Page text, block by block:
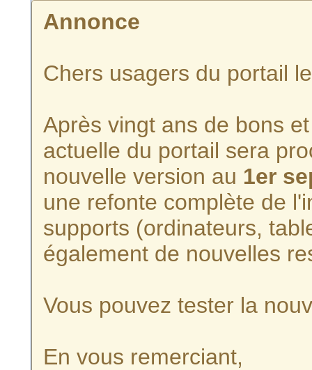
Annonce
Chers usagers du portail
Après vingt ans de bons
actuelle du portail sera
nouvelle version au 1er
une refonte complète de
supports (ordinateurs,
également de nouvelles
Vous pouvez tester la
En vous remerciant,